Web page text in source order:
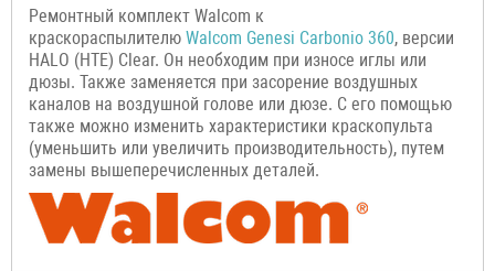
Ремонтный комплект Walcom к
краскораспылителю Walcom Genesi Carbonio 360, версии
HALO (HTE) Clear. Он необходим при износе иглы или
дюзы. Также заменяется при засорение воздушных
каналов на воздушной голове или дюзе. С его помощью
также можно изменить характеристики краскопульта
(уменьшить или увеличить производительность), путем
замены вышеперечисленных деталей.